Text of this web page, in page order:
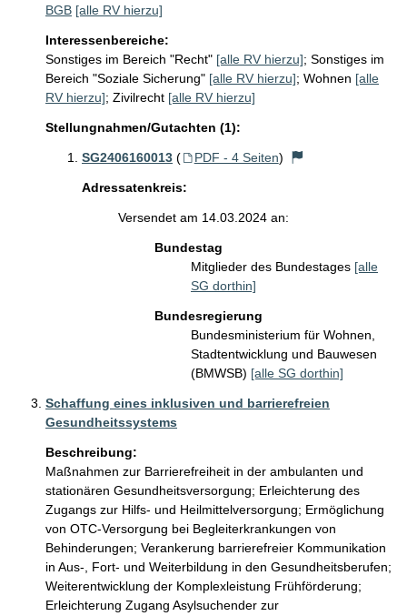
BGB [alle RV hierzu]
Interessenbereiche:
Sonstiges im Bereich "Recht" [alle RV hierzu]; Sonstiges im
Bereich "Soziale Sicherung" [alle RV hierzu]; Wohnen [alle
RV hierzu]; Zivilrecht [alle RV hierzu]
Stellungnahmen/Gutachten (1):
SG2406160013 ( PDF - 4 Seiten)
Adressatenkreis:
Versendet am 14.03.2024 an:
Bundestag
Mitglieder des Bundestages [alle
SG dorthin]
Bundesregierung
Bundesministerium für Wohnen,
Stadtentwicklung und Bauwesen
(BMWSB) [alle SG dorthin]
Schaffung eines inklusiven und barrierefreien
Gesundheitssystems
Beschreibung:
Maßnahmen zur Barrierefreiheit in der ambulanten und
stationären Gesundheitsversorgung; Erleichterung des
Zugangs zur Hilfs- und Heilmittelversorgung; Ermöglichung
von OTC-Versorgung bei Begleiterkrankungen von
Behinderungen; Verankerung barrierefreier Kommunikation
in Aus-, Fort- und Weiterbildung in den Gesundheitsberufen;
Weiterentwicklung der Komplexleistung Frühförderung;
Erleichterung Zugang Asylsuchender zur